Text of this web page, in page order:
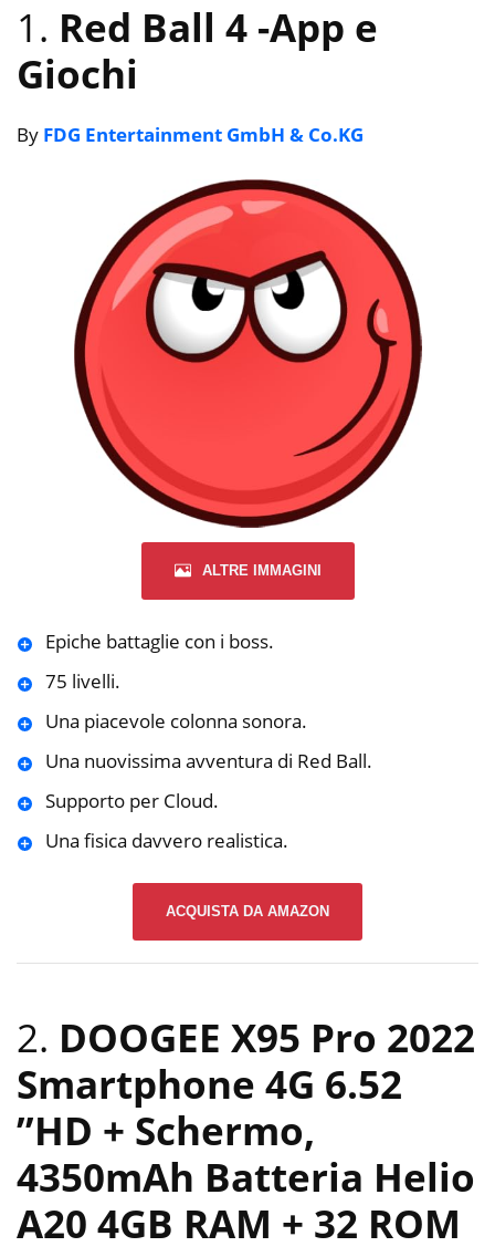
1. Red Ball 4 -App e
Giochi
By FDG Entertainment GmbH & Co.KG
ALTRE IMMAGINI
Epiche battaglie con i boss.
75 livelli.
Una piacevole colonna sonora.
Una nuovissima avventura di Red Ball.
Supporto per Cloud.
Una fisica davvero realistica.
ACQUISTA DA AMAZON
2. DOOGEE X95 Pro 2022
Smartphone 4G 6.52
”HD + Schermo,
4350mAh Batteria Helio
A20 4GB RAM + 32 ROM